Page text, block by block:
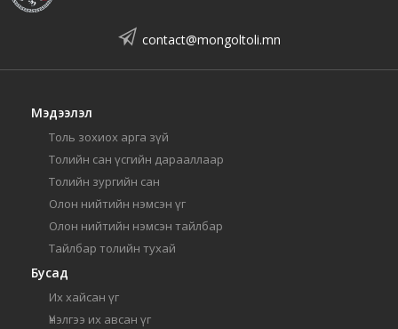
contact@mongoltoli.mn
Мэдээлэл
Толь зохиох арга зүй
Толийн сан үсгийн дарааллаар
Толийн зургийн сан
Олон нийтийн нэмсэн үг
Олон нийтийн нэмсэн тайлбар
Тайлбар толийн тухай
Бусад
Их хайсан үг
Үнэлгээ их авсан үг